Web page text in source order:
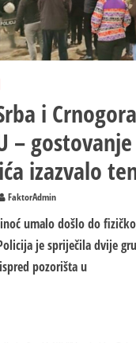
i
–
izazvalo
FaktorAdmin
umalo došlo do
je spriječila dvije
pozorišta u